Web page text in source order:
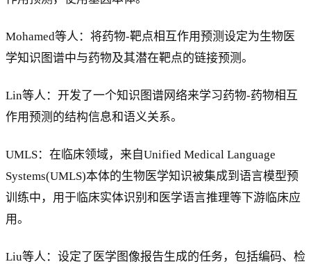
Mohamed等人：将药物-靶点相互作用预测设定为生物医
学知识图谱中与药物及其潜在靶点的链接预测。
Lin等人：开发了一个知识图谱网络来学习药物-药物相互
作用预测的结构信息和语义关系。
UMLS：在临床领域，来自Unified Medical Language
Systems(UMLS)本体的生物医学知识被集成到语言模型预
训练中，用于临床实体识别和医学语言推理等下游临床应
用。
Liu等人：设定了医学图像报告生成的任务，包括编码、检